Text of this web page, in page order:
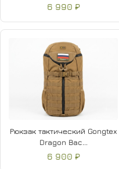
6 990 ₽
Рюкзак тактический Gongtex
Dragon Bac...
6 900 ₽